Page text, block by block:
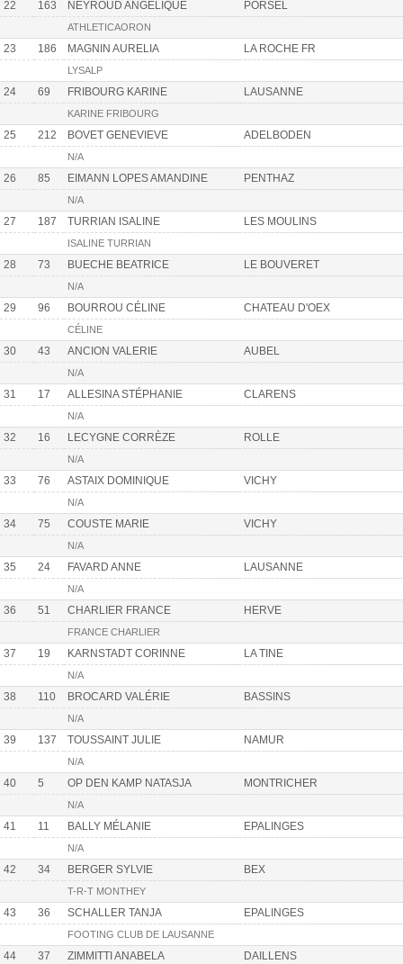
22 163 NEYROUD ANGÉLIQUE PORSEL
ATHLETICAORON
23 186 MAGNIN AURELIA LA ROCHE FR
LYSALP
24 69 FRIBOURG KARINE LAUSANNE
KARINE FRIBOURG
25 212 BOVET GENEVIEVE ADELBODEN
N/A
26 85 EIMANN LOPES AMANDINE PENTHAZ
N/A
27 187 TURRIAN ISALINE LES MOULINS
ISALINE TURRIAN
28 73 BUECHE BEATRICE LE BOUVERET
N/A
29 96 BOURROU CÉLINE CHATEAU D'OEX
CÉLINE
30 43 ANCION VALERIE AUBEL
N/A
31 17 ALLESINA STÉPHANIE CLARENS
N/A
32 16 LECYGNE CORRÈZE ROLLE
N/A
33 76 ASTAIX DOMINIQUE VICHY
N/A
34 75 COUSTE MARIE VICHY
N/A
35 24 FAVARD ANNE LAUSANNE
N/A
36 51 CHARLIER FRANCE HERVE
FRANCE CHARLIER
37 19 KARNSTADT CORINNE LA TINE
N/A
38 110 BROCARD VALÉRIE BASSINS
N/A
39 137 TOUSSAINT JULIE NAMUR
N/A
40 5 OP DEN KAMP NATASJA MONTRICHER
N/A
41 11 BALLY MÉLANIE EPALINGES
N/A
42 34 BERGER SYLVIE BEX
T-R-T MONTHEY
43 36 SCHALLER TANJA EPALINGES
FOOTING CLUB DE LAUSANNE
44 37 ZIMMITTI ANABELA DAILLENS